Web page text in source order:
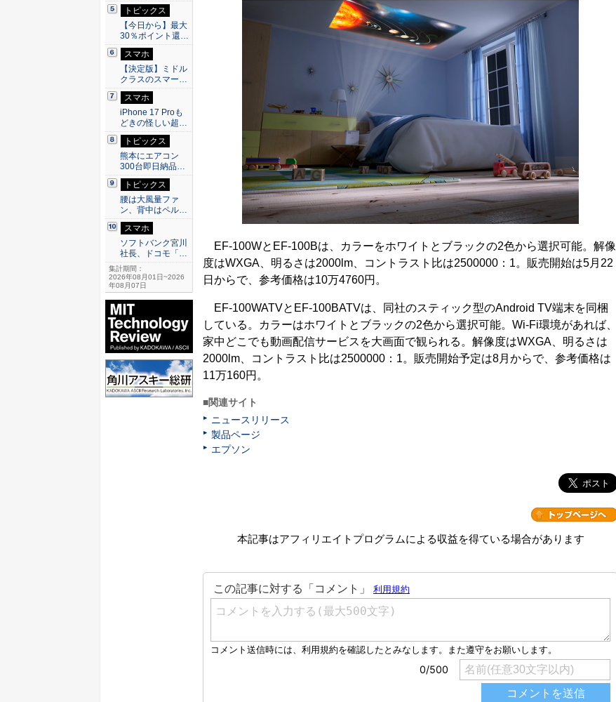
EF-100WとEF-100Bは、カラーをホワイトとブラックの2色から選択可能。解像
度はWXGA、明るさは2000lm、コントラスト比は2500000：1。販売開始は5月22
日からで、参考価格は10万4760円。
EF-100WATVとEF-100BATVは、同社のスティック型のAndroid TV端末を同梱
している。カラーはホワイトとブラックの2色から選択可能。Wi-Fi環境があれば、
家中どこでも動画配信サービスを大画面で観られる。解像度はWXGA、明るさは
2000lm、コントラスト比は2500000：1。販売開始予定は8月からで、参考価格は
11万160円。
■関連サイト
ニュースリリース
製品ページ
エプソン
本記事はアフィリエイトプログラムによる収益を得ている場合があります
トピックス
【今日から】最大
30％ポイント還…
スマホ
【決定版】ミドル
クラスのスマー…
スマホ
iPhone 17 Proも
どきの怪しい超…
トピックス
熊本にエアコン
300台即日納品…
トピックス
腰は大風量ファ
ン、背中はペル…
スマホ
ソフトバンク宮川
社長、ドコモ「…
集計期間：
2026年08月01日~2026
年08月07日